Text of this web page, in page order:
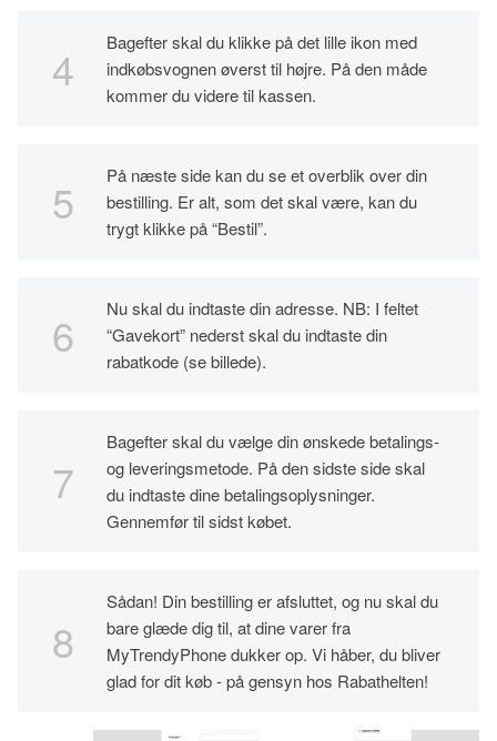
Bagefter skal du klikke på det lille ikon med
indkøbsvognen øverst til højre. På den måde
kommer du videre til kassen.
På næste side kan du se et overblik over din
bestilling. Er alt, som det skal være, kan du
trygt klikke på “Bestil”.
Nu skal du indtaste din adresse. NB: I feltet
“Gavekort” nederst skal du indtaste din
rabatkode (se billede).
Bagefter skal du vælge din ønskede betalings-
og leveringsmetode. På den sidste side skal
du indtaste dine betalingsoplysninger.
Gennemfør til sidst købet.
Sådan! Din bestilling er afsluttet, og nu skal du
bare glæde dig til, at dine varer fra
MyTrendyPhone dukker op. Vi håber, du bliver
glad for dit køb - på gensyn hos Rabathelten!